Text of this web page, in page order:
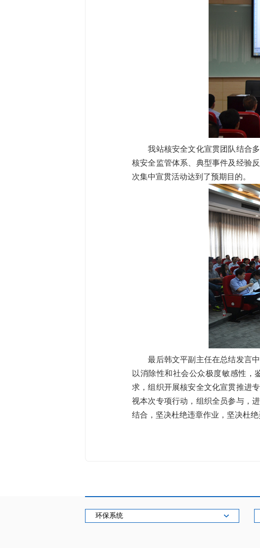
我站核安全文化宣贯团队结合多
核安全监管体系、典型事件及经验
次集中宣贯活动达到了预期目的。
最后韩文平副主任在总结发言中
以消除性和社会公众极度敏感性，
求，组织开展核安全文化宣贯推进
视本次专项行动，组织全员参与，
结合，坚决杜绝违章作业，坚决杜
环保系统